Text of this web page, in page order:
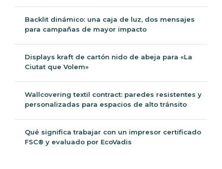
Backlit dinámico: una caja de luz, dos mensajes
para campañas de mayor impacto
Displays kraft de cartón nido de abeja para «La
Ciutat que Volem»
Wallcovering textil contract: paredes resistentes y
personalizadas para espacios de alto tránsito
Qué significa trabajar con un impresor certificado
FSC® y evaluado por EcoVadis